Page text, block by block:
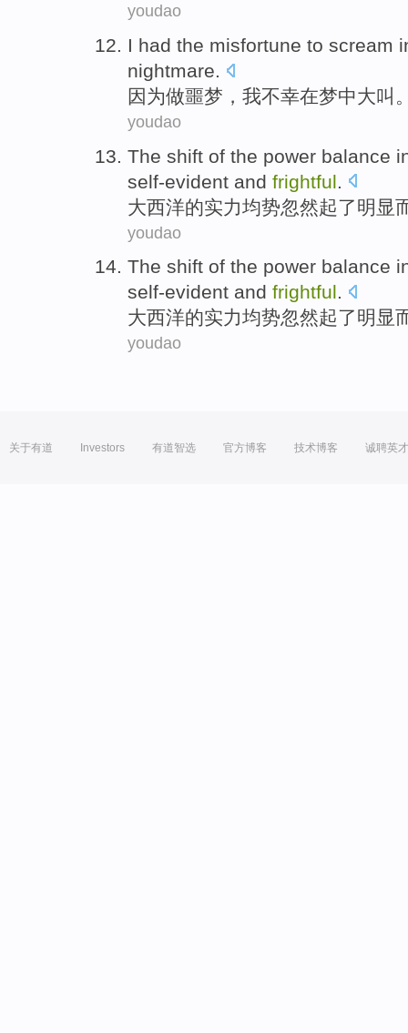
youdao
I had the misfortune to scream
nightmare.
因为做噩梦 ， 我不幸在梦中大叫
youdao
The shift of the power balance
self-evident and frightful
大西洋的实力均势忽然起了明显
youdao
The shift of the power balance
self-evident and frightful.
大西洋的实力均势忽然起了明显
youdao
关于有道 Investors 有道智选 官方博客 技术博客 诚聘英才